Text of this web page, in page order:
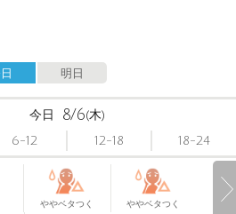
明日
今日 8/6(木)
6-12 12-18 18-24
ややベタつく ややベタつく